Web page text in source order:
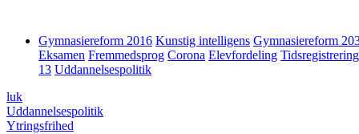
Gymnasiereform 2016 Kunstig intelligens Gymnasiereform
Eksamen Fremmedsprog Corona Elevfordeling Tidsregistrering
13 Uddannelsespolitik
luk
Uddannelsespolitik
Ytringsfrihed